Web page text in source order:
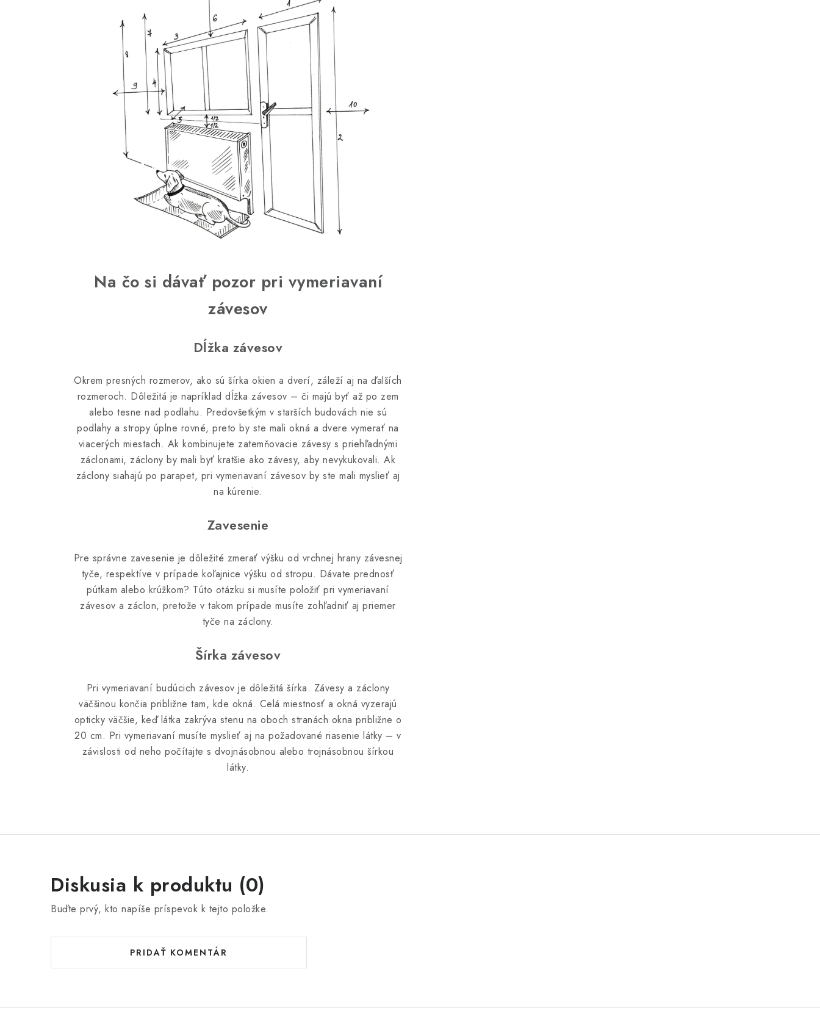
Na čo si dávať pozor pri vymeriavaní
závesov
Dĺžka závesov
Okrem presných rozmerov, ako sú šírka okien a dverí, záleží aj na ďalších
rozmeroch. Dôležitá je napríklad dĺžka závesov – či majú byť až po zem
alebo tesne nad podlahu. Predovšetkým v starších budovách nie sú
podlahy a stropy úplne rovné, preto by ste mali okná a dvere vymerať na
viacerých miestach. Ak kombinujete zatemňovacie závesy s priehľadnými
záclonami, záclony by mali byť kratšie ako závesy, aby nevykukovali. Ak
záclony siahajú po parapet, pri vymeriavaní závesov by ste mali myslieť aj
na kúrenie.
Zavesenie
Pre správne zavesenie je dôležité zmerať výšku od vrchnej hrany závesnej
tyče, respektíve v prípade koľajnice výšku od stropu. Dávate prednosť
pútkam alebo krúžkom? Túto otázku si musíte položiť pri vymeriavaní
závesov a záclon, pretože v takom prípade musíte zohľadniť aj priemer
tyče na záclony.
Šírka závesov
Pri vymeriavaní budúcich závesov je dôležitá šírka. Závesy a záclony
väčšinou končia približne tam, kde okná. Celá miestnosť a okná vyzerajú
opticky väčšie, keď látka zakrýva stenu na oboch stranách okna približne o
20 cm. Pri vymeriavaní musíte myslieť aj na požadované riasenie látky – v
závislosti od neho počítajte s dvojnásobnou alebo trojnásobnou šírkou
látky.
Diskusia k produktu (0)
Buďte prvý, kto napíše príspevok k tejto položke.
PRIDAŤ KOMENTÁR